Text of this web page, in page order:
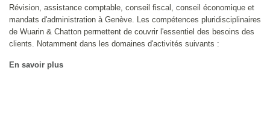
Révision, assistance comptable, conseil fiscal, conseil économique et
mandats d'administration à Genève. Les compétences pluridisciplinaires
de Wuarin & Chatton permettent de couvrir l'essentiel des besoins des
clients. Notamment dans les domaines d'activités suivants :
En savoir plus